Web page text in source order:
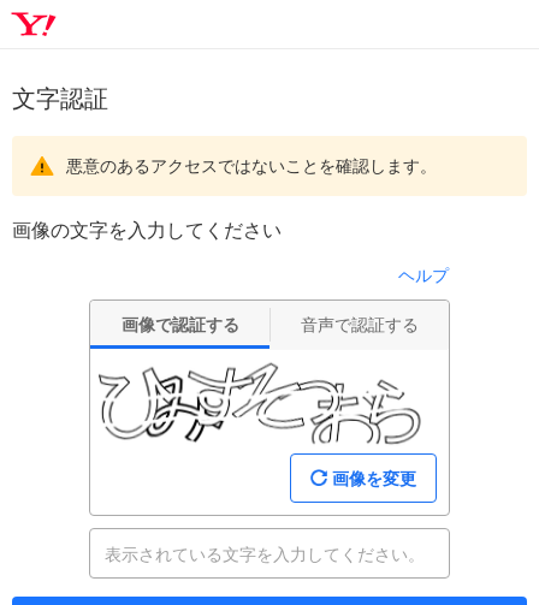
文字認証
悪意のあるアクセスではないことを確認します。
画像の文字を入力してください
ヘルプ
画像で認証する 音声で認証する
画像を変更